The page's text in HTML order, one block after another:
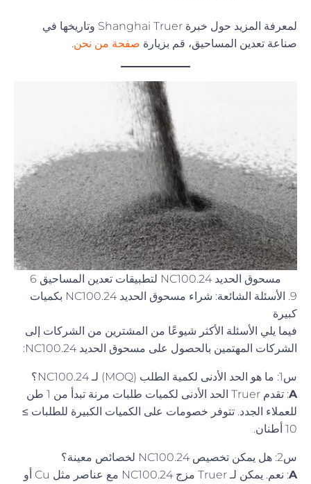
لمعرفة المزيد حول خبرة Shanghai Truer وتاريخها في
صناعة تعدين المساحيق، قم بزيارة صفحة من نحن.
مسحوق الحديد NC100.24 لتطبيقات تعدين المساحيق 6
9. الأسئلة الشائعة: شراء مسحوق الحديد NC100.24 بكميات
كبيرة
فيما يلي الأسئلة الأكثر شيوعًا من المشترين من الشركات إلى
الشركات المهتمين بالحصول على مسحوق الحديد NC100.24:
س1: ما هو الحد الأدنى لكمية الطلب (MOQ) لـ NC100.24؟
A
: تقدم Truer الحد الأدنى لكميات طلبات مرنة تبدأ من 1 طن
للعملاء الجدد. تتوفر خصومات على الكميات الكبيرة للطلبات ≥
10 أطنان.
س2: هل يمكن تخصيص NC100.24 لخصائص معينة؟
A
: نعم. يمكن لـ Truer مزج NC100.24 مع عناصر مثل Cu أو